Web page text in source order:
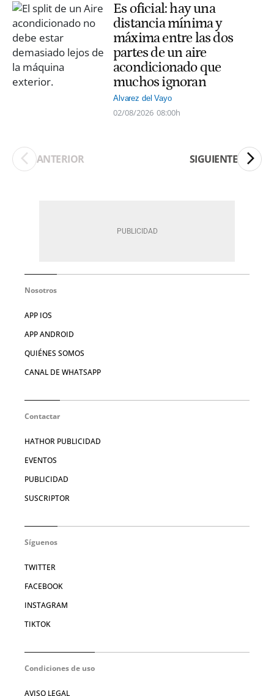
Es oficial: hay una
distancia mínima y
máxima entre las dos
partes de un aire
acondicionado que
muchos ignoran
Alvarez del Vayo
02/08/2026 08:00h
ANTERIOR SIGUIENTE
Nosotros
APP IOS
APP ANDROID
QUIÉNES SOMOS
CANAL DE WHATSAPP
Contactar
HATHOR PUBLICIDAD
EVENTOS
PUBLICIDAD
SUSCRIPTOR
Síguenos
TWITTER
FACEBOOK
INSTAGRAM
TIKTOK
Condiciones de uso
AVISO LEGAL